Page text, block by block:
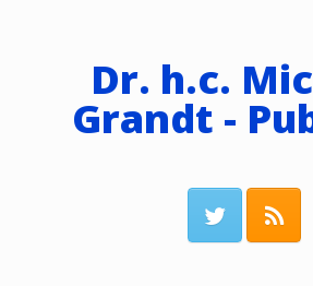
Dr. h.c.
Grandt -